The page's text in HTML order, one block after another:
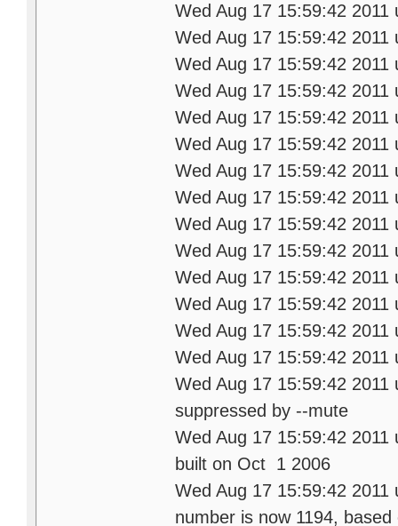
Wed Aug 17 15:59:42
Wed Aug 17 15:59:42
Wed Aug 17 15:59:42
Wed Aug 17 15:59:42
Wed Aug 17 15:59:42
Wed Aug 17 15:59:42
Wed Aug 17 15:59:42
Wed Aug 17 15:59:42
Wed Aug 17 15:59:42
Wed Aug 17 15:59:42
Wed Aug 17 15:59:42
Wed Aug 17 15:59:42
Wed Aug 17 15:59:42
Wed Aug 17 15:59:42
Wed Aug 17 15:59:42
suppressed by --mute
Wed Aug 17 15:59:42
built on Oct 1 2006
Wed Aug 17 15:59:42
number is now 1194,